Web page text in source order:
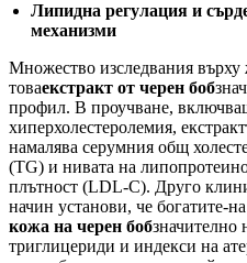
Липидна регулация и
механизми
Множество изследвания
товаекстракт от черен боб
профил. В проучване,
хиперхолестеролемия,
намалява серумния общ
(TG) и нивата на
плътност (LDL-C). Друго
начин установи, че богатите-
кожа на черен бобзначително
триглицериди и индекси на